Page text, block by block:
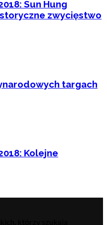
Sun Hung
zwycięstwo
targach
Kolejne